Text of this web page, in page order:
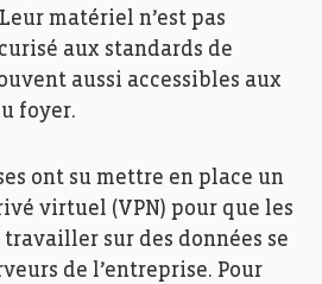
Leur matériel n’est pas
aux standards de
aussi accessibles aux
foyer.
ont su mettre en place un
virtuel (VPN) pour que les
sur des données se
de l’entreprise. Pour